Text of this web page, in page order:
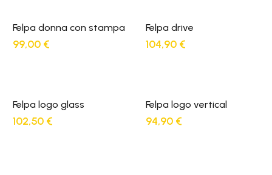
Felpa donna con stampa
99,00 €
Felpa drive
104,90 €
Felpa logo glass
102,50 €
Felpa logo vertical
94,90 €